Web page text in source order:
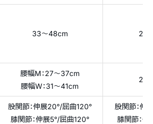
33〜48cm 22
腰幅M：27〜37cm
腰幅W：31〜41cm
22
股関節：伸展20°/屈曲120°
膝関節：伸展5°/屈曲120°
股関節：伸
膝関節：